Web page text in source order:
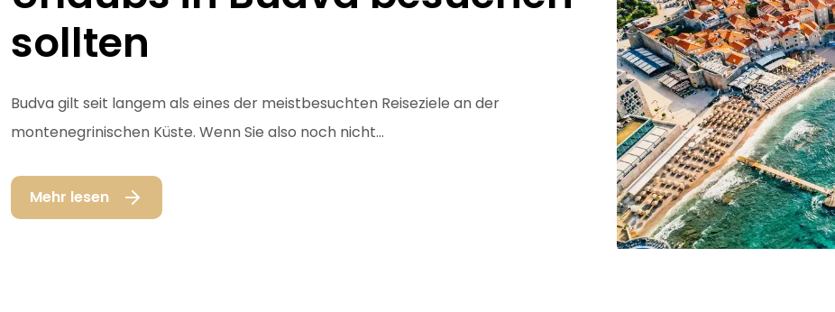
sollten
Budva gilt seit langem als eines der meistbesuchten Reiseziele an der
montenegrinischen Küste. Wenn Sie also noch nicht...
Mehr lesen